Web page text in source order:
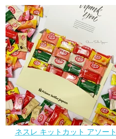
ネスレ キットカット アソート